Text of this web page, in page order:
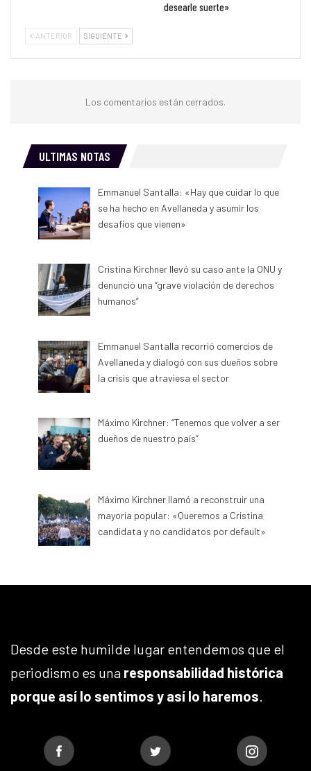
desearle suerte»
ANTERIOR SIGUIENTE
Los comentarios están cerrados.
ULTIMAS NOTAS
Emmanuel Santalla: «Hay que cuidar lo que
se ha hecho en Avellaneda y asumir los
desafíos que vienen»
Cristina Kirchner llevó su caso ante la ONU y
denunció una “grave violación de derechos
humanos”
Emmanuel Santalla recorrió comercios de
Avellaneda y dialogó con sus dueños sobre
la crisis que atraviesa el sector
Máximo Kirchner: “Tenemos que volver a ser
dueños de nuestro país”
Máximo Kirchner llamó a reconstruir una
mayoría popular: «Queremos a Cristina
candidata y no candidatos por default»
Desde este humilde lugar entendemos que el
periodismo es una responsabilidad histórica
porque así lo sentimos y así lo haremos.